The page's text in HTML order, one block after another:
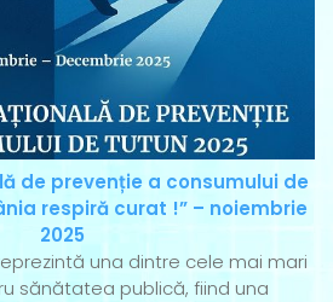
de prevenție a consumului de
respiră curat !” – noiembrie
2025
una dintre cele mai mari
sănătatea publică, fiind una